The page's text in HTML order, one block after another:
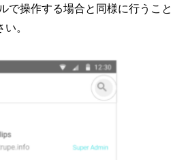
で操作する場合と同様に行うこ
。